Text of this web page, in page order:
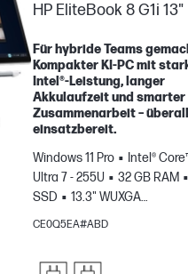
HP EliteBook 8 G1i 13"
Für hybride Teams
Kompakter KI-PC mit
Intel®-Leistung, langer
Akkulaufzeit und smarter
Zusammenarbeit – überall
einsatzbereit.
Windows 11 Pro
Intel®
Ultra 7 - 255U
32 GB RAM
SSD
13.3" WUXGA
Touchscreen
CE0Q5EA#ABD